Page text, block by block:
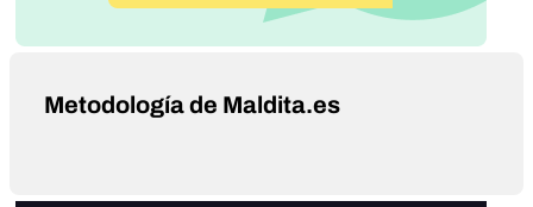
Metodología de Maldita.es